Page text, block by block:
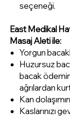
seçeneği.
East Medikal
Masaj Aleti ile:
Yorgun
Huzursuz
bacak
ağrılardan
Kan
Kaslarınızı